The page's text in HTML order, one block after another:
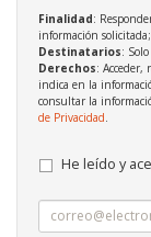
Finalidad:
información solicitada;
Destinatarios:
Derechos: Acceder,
indica en la
consultar la
de Privacidad
He leído y